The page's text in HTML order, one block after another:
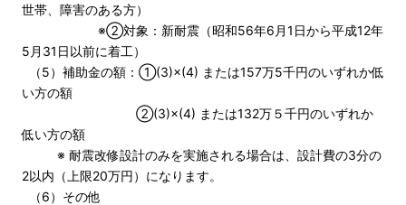
世帯、障害のある方）
※②対象：新耐震（昭和56年6月1日から平成12年
5月31日以前に着工）
（5）補助金の額：①(3)×(4) または157万5千円のいずれか低
い方の額
②(3)×(4) または132万５千円のいずれか
低い方の額
※ 耐震改修設計のみを実施される場合は、設計費の3分の
2以内（上限20万円）になります。
（6）その他